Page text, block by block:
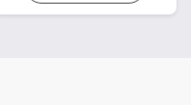
カタログです。